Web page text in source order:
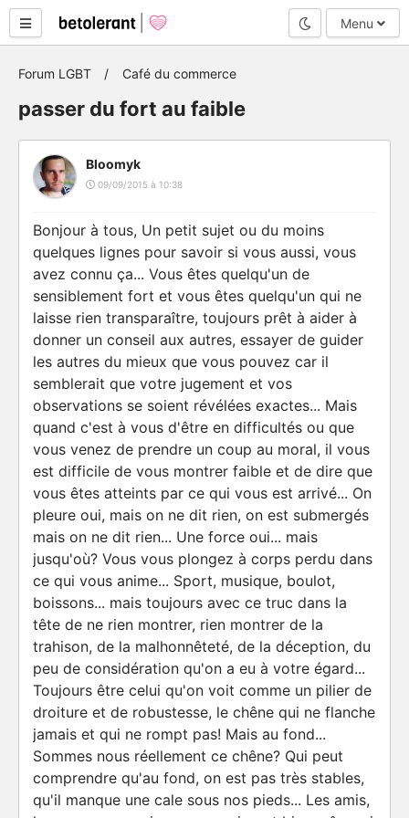
Mode nuit
Menu
Forum LGBT Café du commerce
passer du fort au faible
Bloomyk
09/09/2015 à 10:38
Bonjour à tous, Un petit sujet ou du moins
quelques lignes pour savoir si vous aussi, vous
avez connu ça... Vous êtes quelqu'un de
sensiblement fort et vous êtes quelqu'un qui ne
laisse rien transparaître, toujours prêt à aider à
donner un conseil aux autres, essayer de guider
les autres du mieux que vous pouvez car il
semblerait que votre jugement et vos
observations se soient révélées exactes... Mais
quand c'est à vous d'être en difficultés ou que
vous venez de prendre un coup au moral, il vous
est difficile de vous montrer faible et de dire que
vous êtes atteints par ce qui vous est arrivé... On
pleure oui, mais on ne dit rien, on est submergés
mais on ne dit rien... Une force oui... mais
jusqu'où? Vous vous plongez à corps perdu dans
ce qui vous anime... Sport, musique, boulot,
boissons... mais toujours avec ce truc dans la
tête de ne rien montrer, rien montrer de la
trahison, de la malhonnêteté, de la déception, du
peu de considération qu'on a eu à votre égard...
Toujours être celui qu'on voit comme un pilier de
droiture et de robustesse, le chêne qui ne flanche
jamais et qui ne rompt pas! Mais au fond...
Sommes nous réellement ce chêne? Qui peut
comprendre qu'au fond, on est pas très stables,
qu'il manque une cale sous nos pieds... Les amis,